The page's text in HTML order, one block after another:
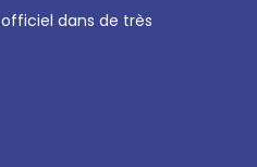
dans de très